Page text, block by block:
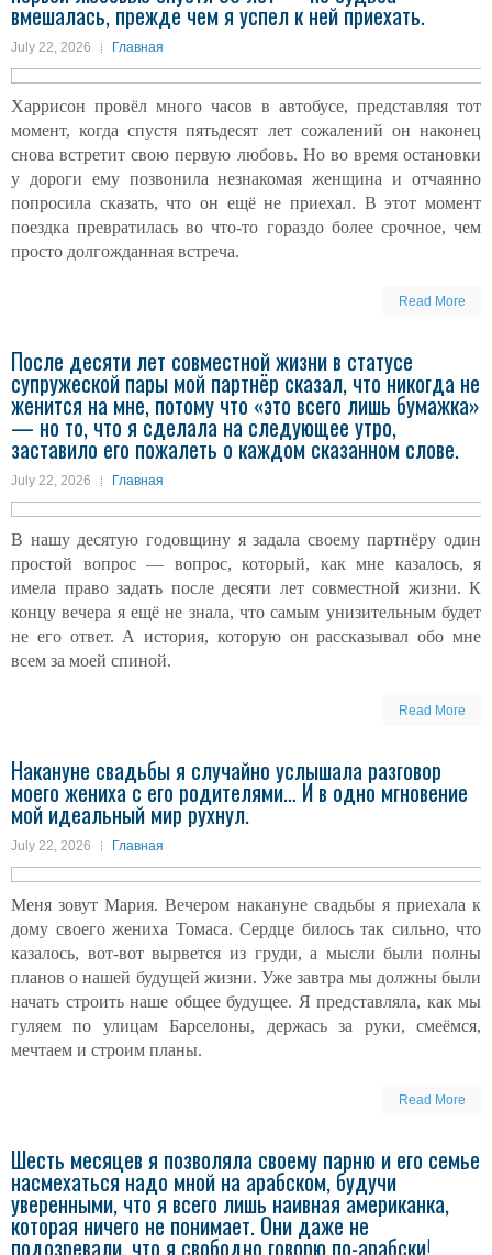
вмешалась, прежде чем я успел к ней приехать.
July 22, 2026 Главная
Харрисон провёл много часов в автобусе, представляя тот
момент, когда спустя пятьдесят лет сожалений он наконец
снова встретит свою первую любовь. Но во время остановки
у дороги ему позвонила незнакомая женщина и отчаянно
попросила сказать, что он ещё не приехал. В этот момент
поездка превратилась во что-то гораздо более срочное, чем
просто долгожданная встреча.
Read More
После десяти лет совместной жизни в статусе
супружеской пары мой партнёр сказал, что никогда не
женится на мне, потому что «это всего лишь бумажка»
— но то, что я сделала на следующее утро,
заставило его пожалеть о каждом сказанном слове.
July 22, 2026 Главная
В нашу десятую годовщину я задала своему партнёру один
простой вопрос — вопрос, который, как мне казалось, я
имела право задать после десяти лет совместной жизни. К
концу вечера я ещё не знала, что самым унизительным будет
не его ответ. А история, которую он рассказывал обо мне
всем за моей спиной.
Read More
Накануне свадьбы я случайно услышала разговор
моего жениха с его родителями… И в одно мгновение
мой идеальный мир рухнул.
July 22, 2026 Главная
Меня зовут Мария. Вечером накануне свадьбы я приехала к
дому своего жениха Томаса. Сердце билось так сильно, что
казалось, вот-вот вырвется из груди, а мысли были полны
планов о нашей будущей жизни. Уже завтра мы должны были
начать строить наше общее будущее. Я представляла, как мы
гуляем по улицам Барселоны, держась за руки, смеёмся,
мечтаем и строим планы.
Read More
Шесть месяцев я позволяла своему парню и его семье
насмехаться надо мной на арабском, будучи
уверенными, что я всего лишь наивная американка,
которая ничего не понимает. Они даже не
подозревали, что я свободно говорю по-арабски!